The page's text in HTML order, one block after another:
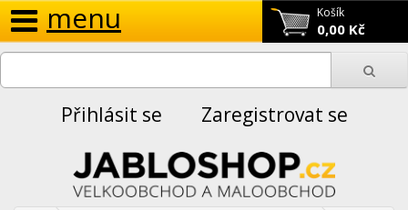
Košík
0,00 Kč
menu
Přihlásit se Zaregistrovat se